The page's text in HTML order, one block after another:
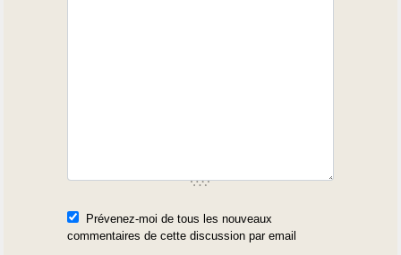
Prévenez-moi de tous les nouveaux
commentaires de cette discussion par email